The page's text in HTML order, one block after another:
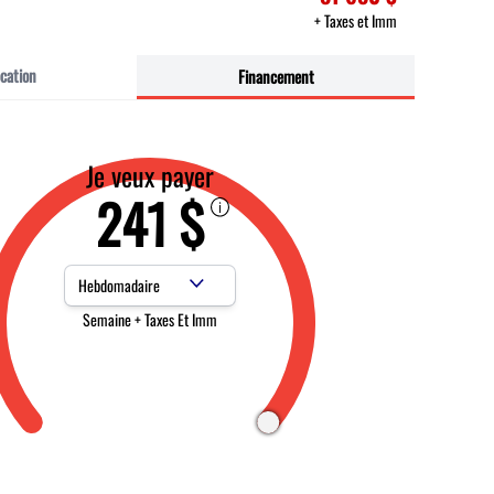
+ Taxes et Imm
Financement
Je veux payer
241 $
Fréquence des paiements
Semaine + Taxes Et Imm